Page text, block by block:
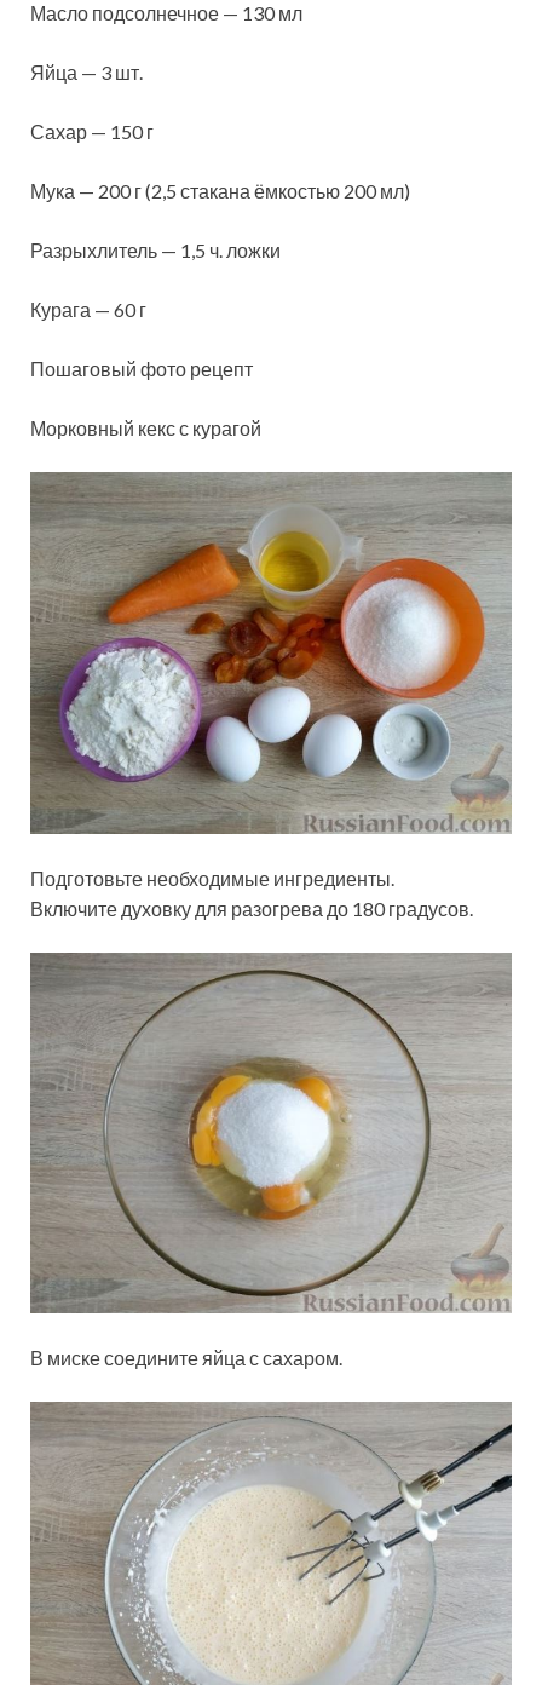
Масло подсолнечное — 130 мл
Яйца — 3 шт.
Сахар — 150 г
Мука — 200 г (2,5 стакана ёмкостью 200 мл)
Разрыхлитель — 1,5 ч. ложки
Курага — 60 г
Пошаговый фото рецепт
Морковный кекс с курагой
Подготовьте необходимые ингредиенты.
Включите духовку для разогрева до 180 градусов.
В миске соедините яйца с сахаром.